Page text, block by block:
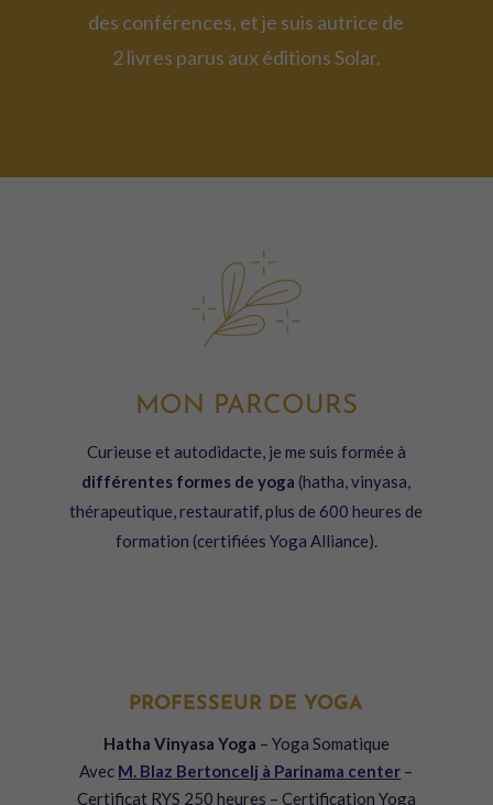
des conférences, et je suis autrice de
2 livres parus aux éditions Solar.
MON PARCOURS
Curieuse et autodidacte, je me suis formée à
différentes formes de yoga (hatha, vinyasa,
thérapeutique, restauratif, plus de 600 heures de
formation (certifiées Yoga Alliance).
PROFESSEUR DE YOGA
Hatha Vinyasa Yoga – Yoga Somatique
Avec M. Blaz Bertoncelj à Parinama center –
Certificat RYS 250 heures – Certification Yoga